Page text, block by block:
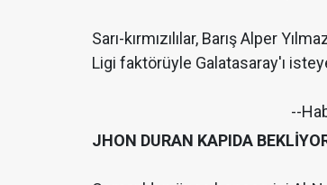
Sarı-kırmızılılar, Barış Alper
Ligi faktörüyle Galatasaray'ı
--
JHON DURAN KAPIDA